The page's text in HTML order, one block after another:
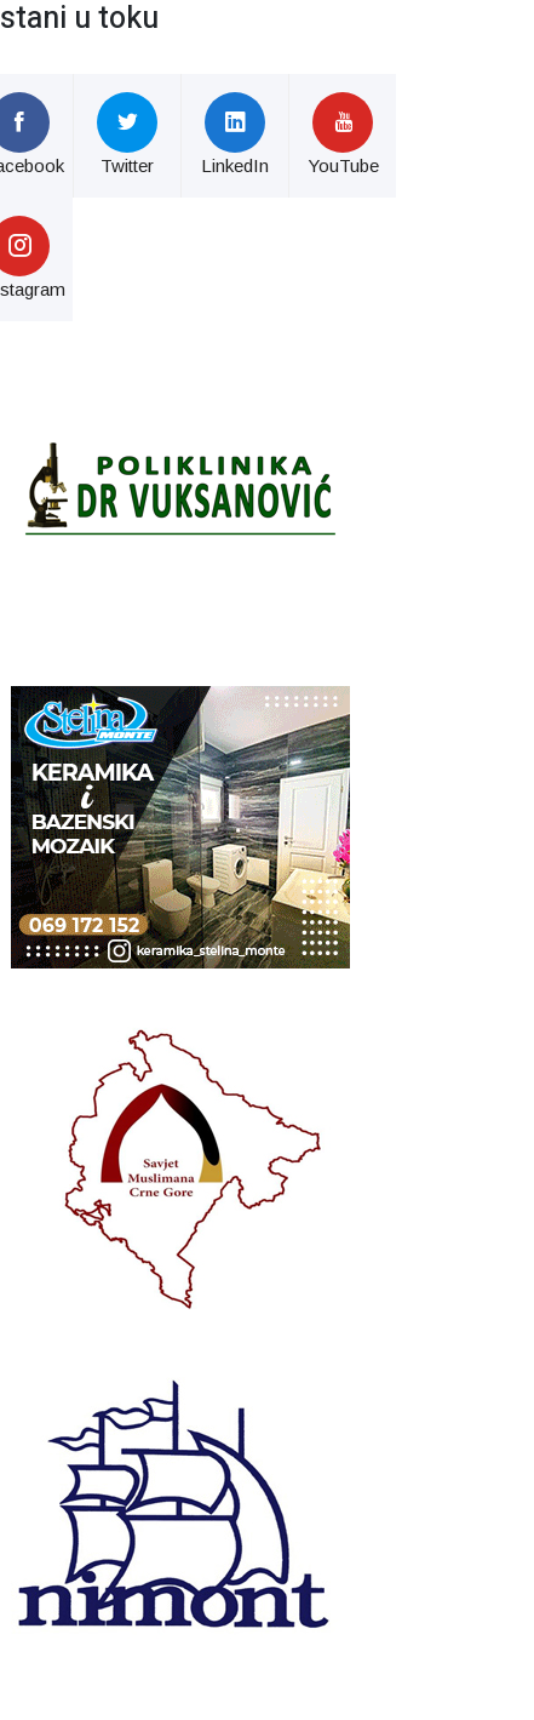
u toku
Twitter LinkedIn YouTube